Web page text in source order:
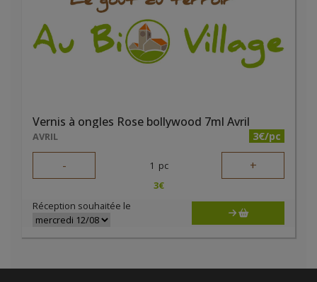
Vernis à ongles Rose bollywood 7ml Avril
AVRIL 3€/pc
- 1 pc +
3€
Réception souhaitée le